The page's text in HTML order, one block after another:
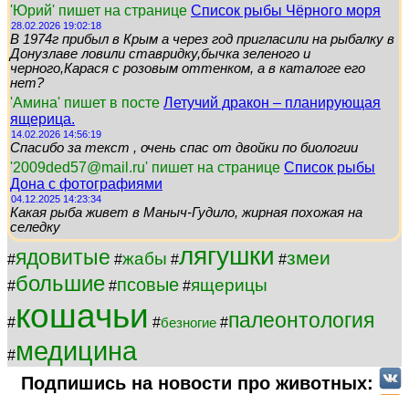
'Юрий' пишет на странице Список рыбы Чёрного моря
28.02.2026 19:02:18
В 1974г прибыл в Крым а через год пригласили на рыбалку в
Донузлаве ловили ставридку,бычка зеленого и
черного,Карася с розовым оттенком, а в каталоге его
нет?
'Амина' пишет в посте Летучий дракон – планирующая
ящерица.
14.02.2026 14:56:19
Спасибо за текст , очень спас от двойки по биологии
'2009ded57@mail.ru' пишет на странице Список рыбы
Дона с фотографиями
04.12.2025 14:23:34
Какая рыба живет в Маныч-Гудило, жирная похожая на
селедку
#ядовитые #жабы #лягушки #змеи
#большие #псовые #ящерицы
#кошачьи #безногие #палеонтология
#медицина
Подпишись на новости про животных: